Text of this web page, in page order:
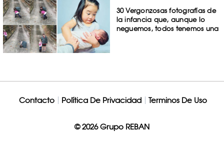
30 Vergonzosas fotografías de
la infancia que, aunque lo
neguemos, todos tenemos una
Contacto Política De Privacidad Terminos De Uso
© 2026 Grupo REBAN